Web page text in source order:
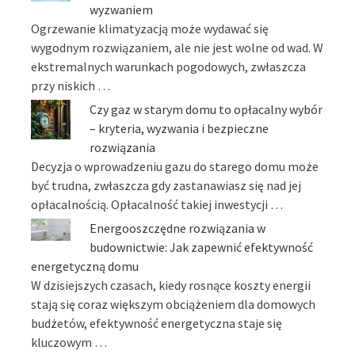
wyzwaniem
Ogrzewanie klimatyzacją może wydawać się
wygodnym rozwiązaniem, ale nie jest wolne od wad. W
ekstremalnych warunkach pogodowych, zwłaszcza
przy niskich …
Czy gaz w starym domu to opłacalny wybór
– kryteria, wyzwania i bezpieczne
rozwiązania
Decyzja o wprowadzeniu gazu do starego domu może
być trudna, zwłaszcza gdy zastanawiasz się nad jej
opłacalnością. Opłacalność takiej inwestycji …
Energooszczędne rozwiązania w
budownictwie: Jak zapewnić efektywność
energetyczną domu
W dzisiejszych czasach, kiedy rosnące koszty energii
stają się coraz większym obciążeniem dla domowych
budżetów, efektywność energetyczna staje się
kluczowym …